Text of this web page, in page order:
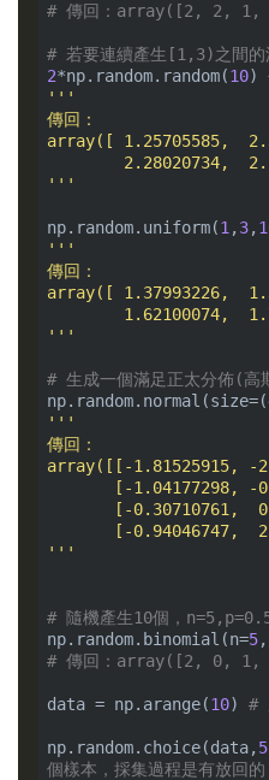
# 傳回：array([2, 2,
# 若要連續產生[1,3)之間的
2*np.random.random(10)
'''
傳回：
array([ 1.25705585,
2.28020734,
'''
np.random.uniform(1 , 3,
'''
傳回：
array([ 1.37993226,
1.62100074,
'''
# 生成一個滿足正太分佈(
np.random.normal(size=(
'''
傳回：
array([[-1.81525915, -
[-1.04177298, -
[-0.30710761,
[-0.94046747,
'''
# 隨機產生10個，
np.random.binomial(n=5
# 傳回：array([2, 0,
data = np.arange(10) #
np.random.choice(data, 5
個樣本，採集過程是有放回的